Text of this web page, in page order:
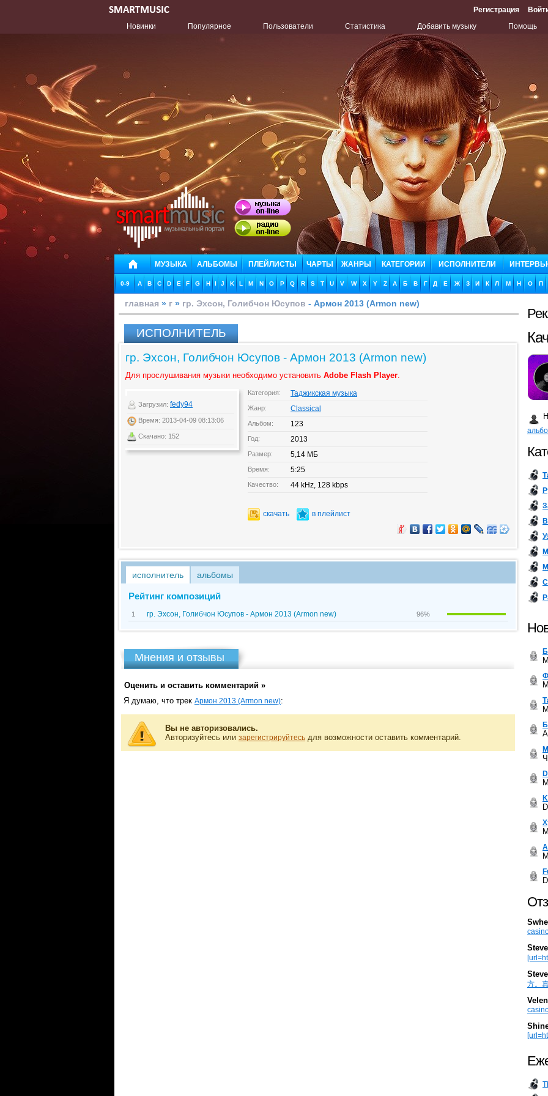
Регистрация
Новинки
Популярное Пользователи Статистика Добавить музыку Помощь
МУЗЫКА АЛЬБОМЫ ПЛЕЙЛИСТЫ ЧАРТЫ ЖАНРЫ КАТЕГОРИИ ИСПОЛНИТЕЛИ
0-9 A B C D E F G H I J K L M N O P Q R S T U V W X Y Z А Б В Г Д Е Ж З И К Л М Н О П
главная » г » гр. Эхсон, Голибчон Юсупов - Армон 2013 (Armon new)
ИСПОЛНИТЕЛЬ
гр. Эхсон, Голибчон Юсупов - Армон 2013 (Armon new)
Для прослушивания музыки необходимо установить Adobe Flash Player.
Загрузил: fedy94
Время: 2013-04-09 08:13:06
Скачано: 152
Категория: Таджикская музыка
Жанр: Classical
Альбом: 123
Год: 2013
Размер: 5,14 МБ
Время: 5:25
Качество: 44 kHz, 128 kbps
скачать в плейлист
исполнитель альбомы
Рейтинг композиций
1 гр. Эхсон, Голибчон Юсупов - Армон 2013 (Armon new) 96%
Мнения и отзывы
Оценить и оставить комментарий »
Я думаю, что трек Армон 2013 (Armon new):
Вы не авторизовались.
Авторизуйтесь или зарегистрируйтесь для возможности оставить комментарий.
方。